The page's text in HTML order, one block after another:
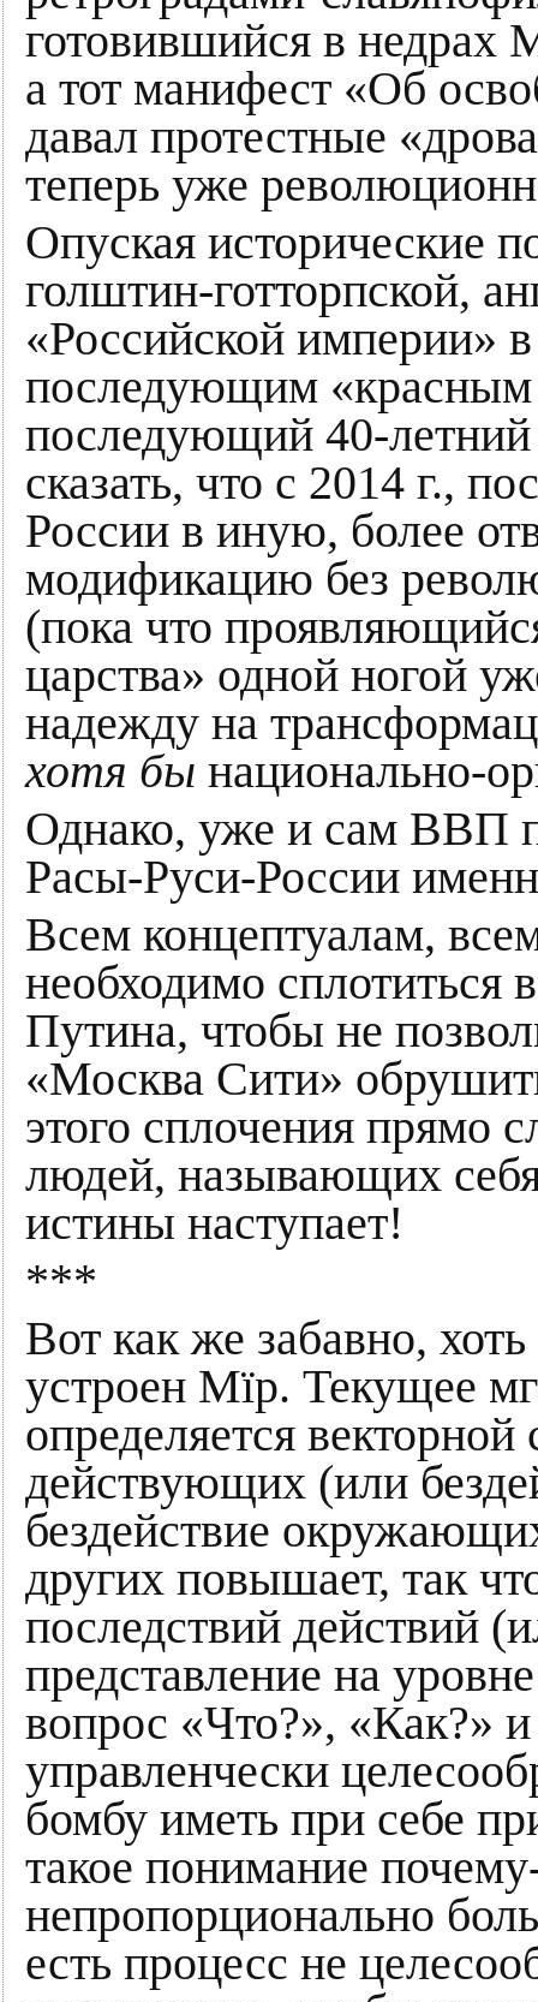
готовившийся в недрах
а тот манифест «Об
давал протестные
теперь уже
Опуская исторические
голштин-готторпской,
«Российской империи»
последующим
последующий 40-летний
сказать, что с 2014 г.,
России в иную, более
модификацию без
(пока что
царства» одной ногой
надежду на
хотя бы национально-
Однако, уже и сам ВВП
Расы-Руси-России
Всем концептуалам,
необходимо
Путина, чтобы не
«Москва Сити»
этого сплочения прямо
людей, называющих
истины наступает!
***
Вот как же забавно,
устроен Мïр. Текущее
определяется
действующих (или
бездействие
других повышает, так
последствий действий
представление на
вопрос «Что?», «Как?»
управленчески
бомбу иметь при себе
такое понимание
непропорционально
есть процесс не